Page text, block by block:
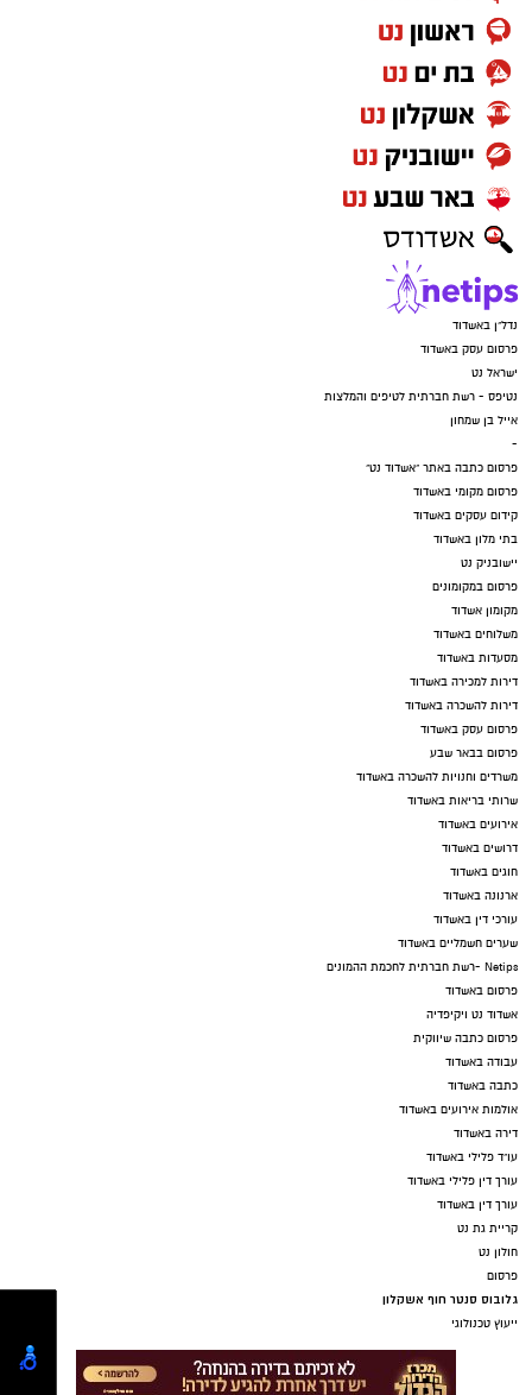
נדל"ן באשדוד
פרסום עסק באשדוד
ישראל נט
נטיפס - רשת חברתית לטיפים והמלצות
אייל בן שמחון
-
פרסום כתבה באתר "אשדוד נט"
פרסום מקומי באשדוד
קידום עסקים באשדוד
בתי מלון באשדוד
יישובניק נט
פרסום במקומונים
מקומון אשדוד
משלוחים באשדוד
מסעדות באשדוד
דירות למכירה באשדוד
דירות להשכרה באשדוד
פרסום עסק באשדוד
פרסום בבאר שבע
משרדים וחנויות להשכרה באשדוד
שרותי בריאות באשדוד
אירועים באשדוד
דרושים באשדוד
חוגים באשדוד
ארנונה באשדוד
עורכי דין באשדוד
שערים חשמליים באשדוד
Netips -רשת חברתית לחכמת ההמונים
פרסום באשדוד
אשדוד נט ויקיפדיה
פרסום כתבה שיווקית
עבודה באשדוד
כתבה באשדוד
אולמות אירועים באשדוד
דירה באשדוד
עו"ד פלילי באשדוד
עורך דין פלילי באשדוד
עורך דין באשדוד
קריית גת נט
חולון נט
פרסום
גלובוס סנטר חוף אשקלון
ייעוץ טכנולוגי